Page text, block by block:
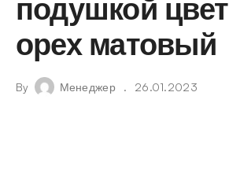
подушкой цвет
орех матовый
By Менеджер 26.01.2023